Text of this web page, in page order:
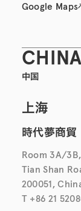
Google Maps
CHINA
中国
上海
時代夢商貿
Room 3A/
Tian Shan
200051,
T +86 21